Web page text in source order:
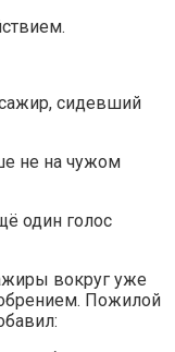
сидевший
не на чужом
один голос
вокруг уже
Пожилой